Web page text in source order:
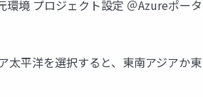
境 プロジェクト設定 ＠Azureポー
平洋を選択すると、東南アジアか